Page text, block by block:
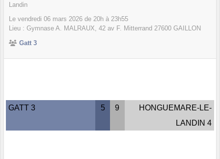
Landin
Le vendredi 06 mars 2026 de 20h à 23h55
Lieu : Gymnase A. MALRAUX, 42 av F. Mitterrand 27600 GAILLON
Gatt 3
GATT 3 5 9
HONGUEMARE-LE-
LANDIN 4